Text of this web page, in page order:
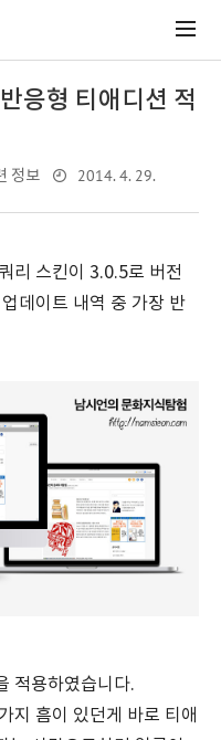
응형 티애디션 적
정보 2014. 4. 29.
리 스킨이 3.0.5로 버전
데이트 내역 중 가장 반
적용하였습니다.
지 흠이 있던게 바로 티애